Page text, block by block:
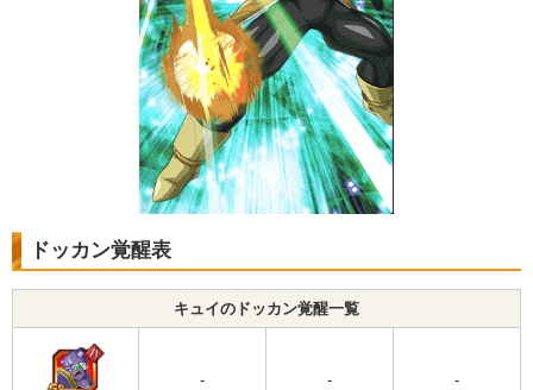
ドッカン覚醒表
キュイのドッカン覚醒一覧
- - -